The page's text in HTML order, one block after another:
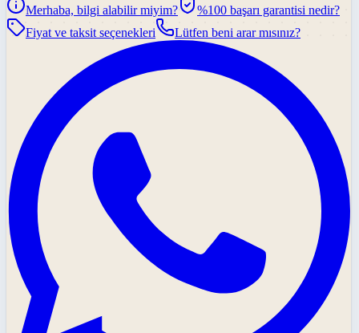
Merhaba, bilgi alabilir miyim?
%100 başarı garantisi nedir?
Fiyat ve taksit seçenekleri
Lütfen beni arar mısınız?